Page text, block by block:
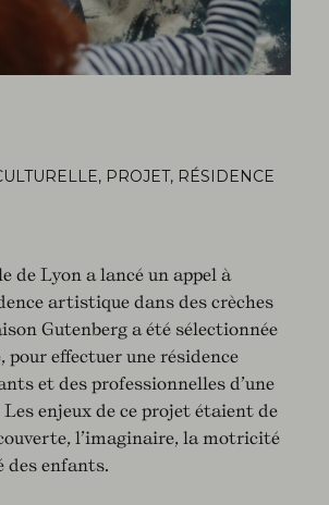
, PROJET, RÉSIDENCE
de Lyon a lancé un appel à
artistique dans des crèches
Gutenberg a été sélectionnée
pour effectuer une résidence
et des professionnelles d’une
Les enjeux de ce projet étaient de
l’imaginaire, la motricité
des enfants.